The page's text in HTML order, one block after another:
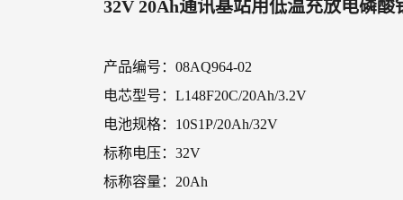
32V 20Ah通讯基站用低温充放电磷酸
产品编号：08AQ964-02
电芯型号：L148F20C/20Ah/3.2V
电池规格：10S1P/20Ah/32V
标称电压：32V
标称容量：20Ah